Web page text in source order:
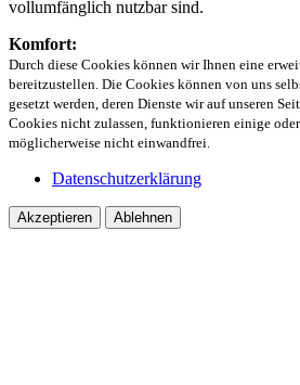
vollumfänglich nutzbar sind.
Komfort:
Durch diese Cookies können wir Ihnen eine
bereitzustellen. Die Cookies können von uns
gesetzt werden, deren Dienste wir auf unseren
Cookies nicht zulassen, funktionieren einige
möglicherweise nicht einwandfrei.
Datenschutzerklärung
Akzeptieren Ablehnen